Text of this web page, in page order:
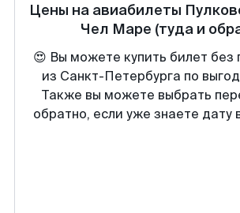
Цены на авиабилеты
Чел Маре (туда и
😍 Вы можете купить билет без
из Санкт-Петербурга по
Также вы можете выбрать
обратно, если уже знаете дату